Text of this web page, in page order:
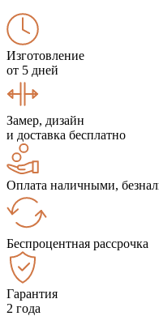
Изготовление
от 5 дней
Замер, дизайн
и доставка бесплатно
Оплата наличными,
Беспроцентная рассрочка
Гарантия
2 года